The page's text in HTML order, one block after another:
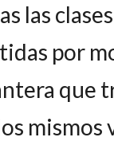
las
por
que
mismos